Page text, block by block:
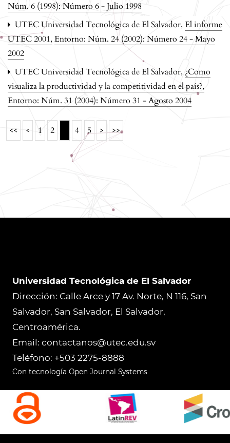
Núm. 6 (1998): Número 6 - Julio 1998
UTEC Universidad Tecnológica de El Salvador, El informe
UTEC 2001, Entorno: Núm. 24 (2002): Número 24 - Mayo
2002
UTEC Universidad Tecnológica de El Salvador, ¿Como
visualiza la productividad y la competitividad en el país?,
Entorno: Núm. 31 (2004): Número 31 - Agosto 2004
<< < 1 2 4 5 > >>
Universidad Tecnológica de El Salvador
Dirección: Calle Arce y 17 Av. Norte, N 116, San
Salvador, San Salvador, El Salvador,
Centroamérica.
Email: contactanos@utec.edu.sv
Teléfono: +503 2275-8888
Con tecnología Open Journal Systems